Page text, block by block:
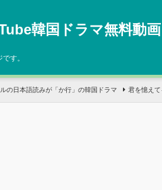
韓国ドラマ無料動
す。
の日本語読みが「か行」の韓国ドラマ 君を憶えて